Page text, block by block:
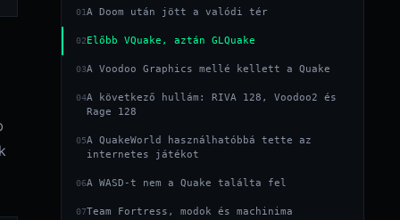
01A Doom után jött a valódi tér
02Előbb VQuake, aztán GLQuake
03A Voodoo Graphics mellé kellett a Quake
04A következő hullám: RIVA 128, Voodoo2 és
Rage 128
05A QuakeWorld használhatóbbá tette az
internetes játékot
06A WASD-t nem a Quake találta fel
07Team Fortress, modok és machinima